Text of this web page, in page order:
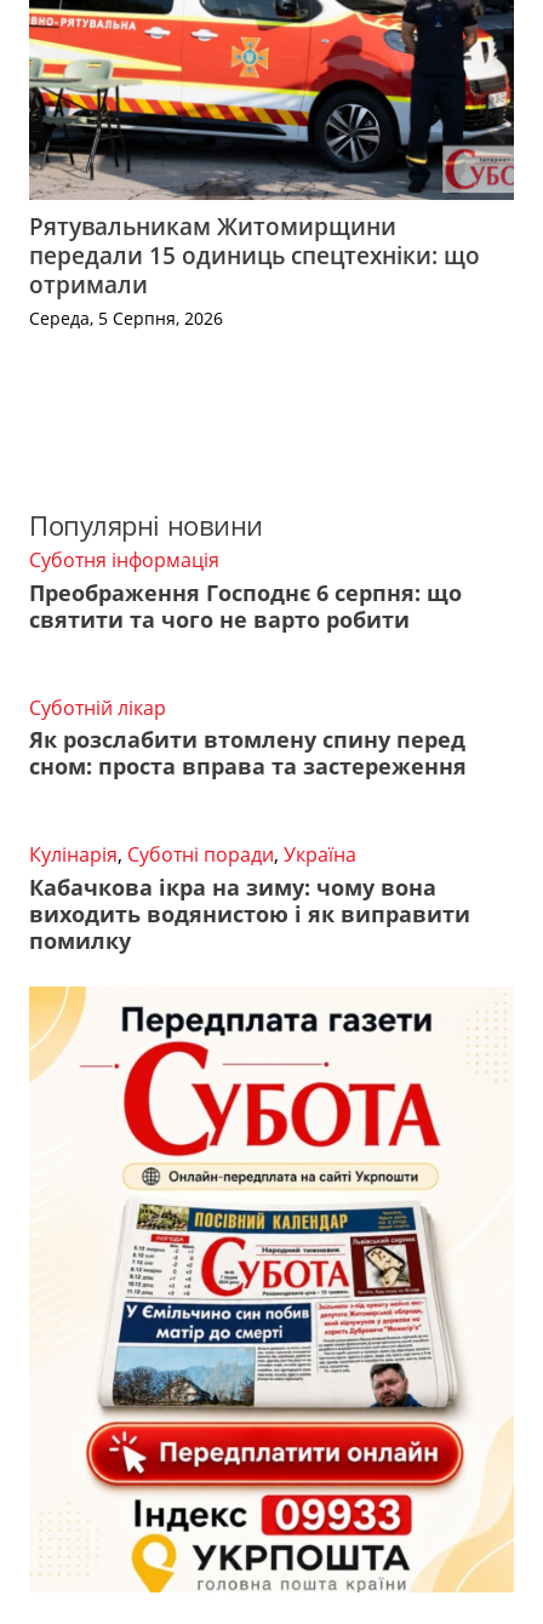
Рятувальникам Житомирщини
передали 15 одиниць спецтехніки: що
отримали
Середа, 5 Серпня, 2026
Популярні новини
Суботня інформація
Преображення Господнє 6 серпня: що
святити та чого не варто робити
Суботній лікар
Як розслабити втомлену спину перед
сном: проста вправа та застереження
Кулінарія, Суботні поради, Україна
Кабачкова ікра на зиму: чому вона
виходить водянистою і як виправити
помилку